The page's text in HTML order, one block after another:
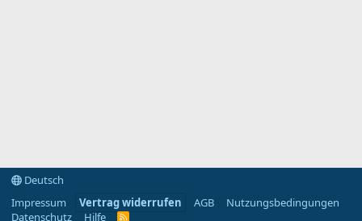
Deutsch
Impressum
Vertrag widerrufen AGB
Nutzungsbedingungen
Datenschutz
Hilfe R